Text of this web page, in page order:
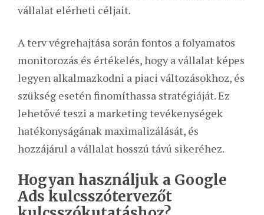
vállalat elérheti céljait.
A terv végrehajtása során fontos a folyamatos
monitorozás és értékelés, hogy a vállalat képes
legyen alkalmazkodni a piaci változásokhoz, és
szükség esetén finomíthassa stratégiáját. Ez
lehetővé teszi a marketing tevékenységek
hatékonyságának maximalizálását, és
hozzájárul a vállalat hosszú távú sikeréhez.
Hogyan használjuk a Google
Ads kulcsszótervezőt